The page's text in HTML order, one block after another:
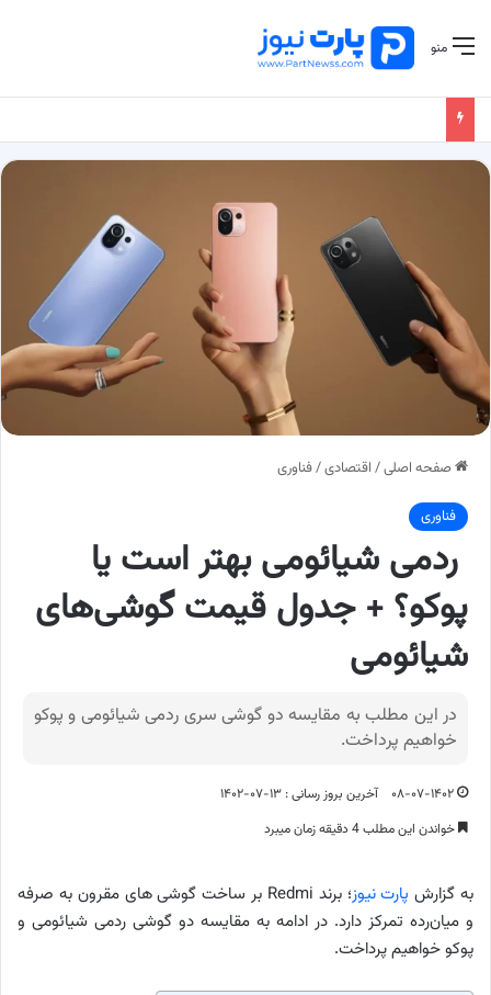
منو
صفحه اصلی/ اقتصادی/فناوری
فناوری
ردمی شیائومی بهتر است یا
پوکو؟ + جدول قیمت گوشی‌های
شیائومی
در این مطلب به مقایسه دو گوشی سری ردمی شیائومی و پوکو
خواهیم پرداخت.
۰۸-۰۷-۱۴۰۲
آخرین بروز رسانی : ۱۳-۰۷-۱۴۰۲
خواندن این مطلب 4 دقیقه زمان میبرد
به گزارش پارت نیوز
؛ برند Redmi بر ساخت گوشی های مقرون به صرفه
و میان‌رده تمرکز دارد. در ادامه به مقایسه دو گوشی ردمی شیائومی و
پوکو خواهیم پرداخت.